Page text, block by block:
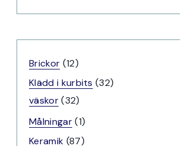
Brickor 1212
produkter
Klädd i kurbits 3232
väskor 3232
produkter
Målningar 11
produkt
Keramik 8787